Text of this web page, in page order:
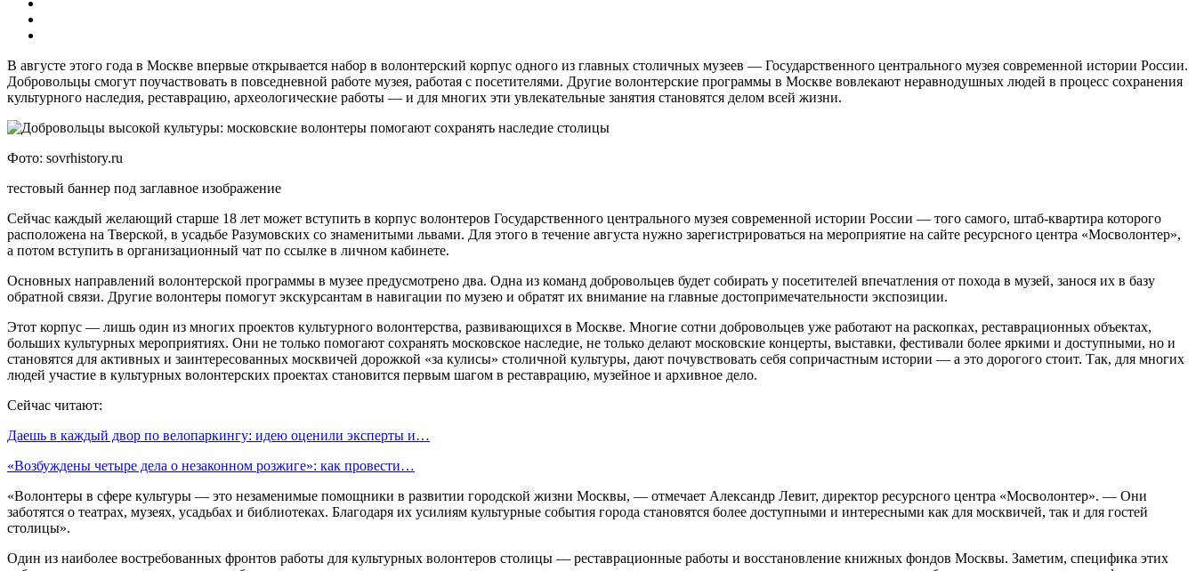
В августе этого года в Москве впервые открывается набор в волонтерский корпус одного из главных столичных музеев — Государственного центрального музея современной истории России.
Добровольцы смогут поучаствовать в повседневной работе музея, работая с посетителями. Другие волонтерские программы в Москве вовлекают неравнодушных людей в процесс сохранения
культурного наследия, реставрацию, археологические работы — и для многих эти увлекательные занятия становятся делом всей жизни.
Фото: sovrhistory.ru
тестовый баннер под заглавное изображение
Сейчас каждый желающий старше 18 лет может вступить в корпус волонтеров Государственного центрального музея современной истории России — того самого, штаб-квартира которого
расположена на Тверской, в усадьбе Разумовских со знаменитыми львами. Для этого в течение августа нужно зарегистрироваться на мероприятие на сайте ресурсного центра «Мосволонтер»,
а потом вступить в организационный чат по ссылке в личном кабинете.
Основных направлений волонтерской программы в музее предусмотрено два. Одна из команд добровольцев будет собирать у посетителей впечатления от похода в музей, занося их в базу
обратной связи. Другие волонтеры помогут экскурсантам в навигации по музею и обратят их внимание на главные достопримечательности экспозиции.
Этот корпус — лишь один из многих проектов культурного волонтерства, развивающихся в Москве. Многие сотни добровольцев уже работают на раскопках, реставрационных объектах,
больших культурных мероприятиях. Они не только помогают сохранять московское наследие, не только делают московские концерты, выставки, фестивали более яркими и доступными, но и
становятся для активных и заинтересованных москвичей дорожкой «за кулисы» столичной культуры, дают почувствовать себя сопричастным истории — а это дорогого стоит. Так, для многих
людей участие в культурных волонтерских проектах становится первым шагом в реставрацию, музейное и архивное дело.
Сейчас читают:
Даешь в каждый двор по велопаркингу: идею оценили эксперты и…
«Возбуждены четыре дела о незаконном розжиге»: как провести…
«Волонтеры в сфере культуры — это незаменимые помощники в развитии городской жизни Москвы, — отмечает Александр Левит, директор ресурсного центра «Мосволонтер». — Они
заботятся о театрах, музеях, усадьбах и библиотеках. Благодаря их усилиям культурные события города становятся более доступными и интересными как для москвичей, так и для гостей
столицы».
Один из наиболее востребованных фронтов работы для культурных волонтеров столицы — реставрационные работы и восстановление книжных фондов Москвы. Заметим, специфика этих